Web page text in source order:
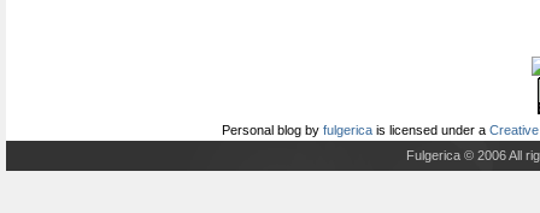
Personal blog by fulgerica is licensed under a
Fulgerica © 2006 All